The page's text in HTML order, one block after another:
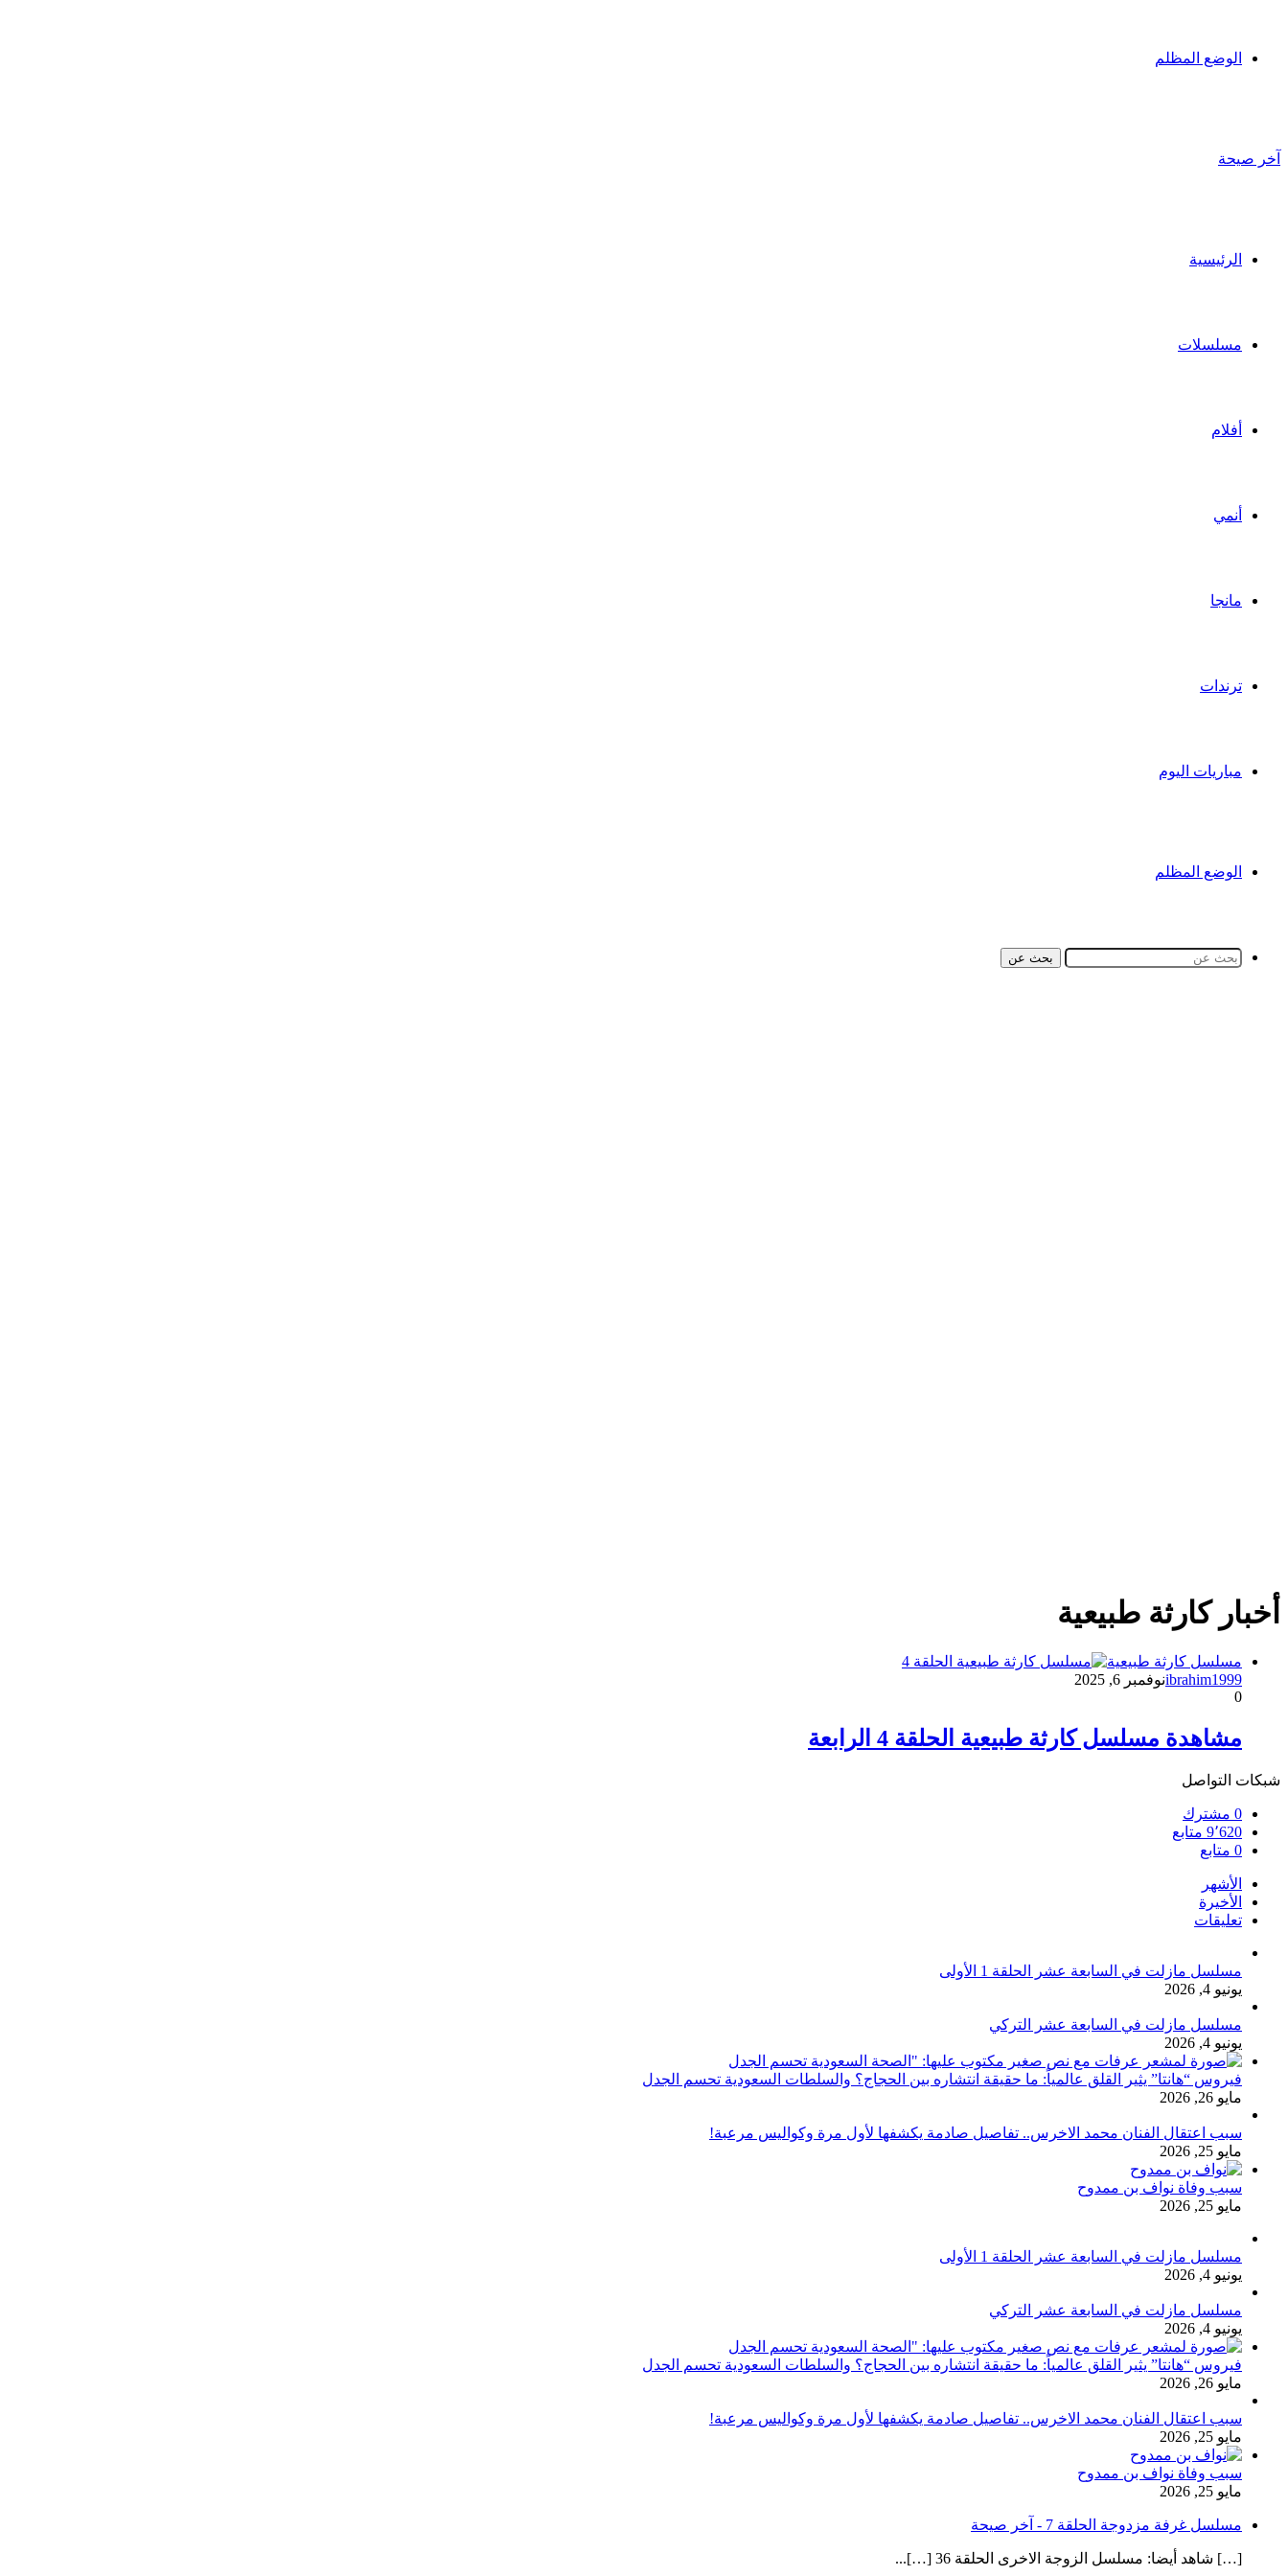
الوضع المظلم
آخر صيحة
الرئيسية
مسلسلات
أفلام
أنمي
مانجا
ترندات
مباريات اليوم
الوضع المظلم
بحث عن
أخبار كارثة طبيعية
مسلسل كارثة طبيعية
ibrahim1999نوفمبر 6, 2025
0
مشاهدة مسلسل كارثة طبيعية الحلقة 4 الرابعة
شبكات التواصل
0 مشترك
9٬620 متابع
0 متابع
الأشهر
الأخيرة
تعليقات
مسلسل مازلت في السابعة عشر الحلقة 1 الأولى
يونيو 4, 2026
مسلسل مازلت في السابعة عشر التركي
يونيو 4, 2026
فيروس “هانتا” يثير القلق عالمياً: ما حقيقة انتشاره بين الحجاج؟ والسلطات السعودية تحسم الجدل
مايو 26, 2026
سبب اعتقال الفنان محمد الاخرس.. تفاصيل صادمة يكشفها لأول مرة وكواليس مرعبة!
مايو 25, 2026
سبب وفاة نواف بن ممدوح
مايو 25, 2026
مسلسل مازلت في السابعة عشر الحلقة 1 الأولى
يونيو 4, 2026
مسلسل مازلت في السابعة عشر التركي
يونيو 4, 2026
فيروس “هانتا” يثير القلق عالمياً: ما حقيقة انتشاره بين الحجاج؟ والسلطات السعودية تحسم الجدل
مايو 26, 2026
سبب اعتقال الفنان محمد الاخرس.. تفاصيل صادمة يكشفها لأول مرة وكواليس مرعبة!
مايو 25, 2026
سبب وفاة نواف بن ممدوح
مايو 25, 2026
مسلسل غرفة مزدوجة الحلقة 7 - آخر صيحة
[…] شاهد أيضا: مسلسل الزوجة الاخرى الحلقة 36 […]...